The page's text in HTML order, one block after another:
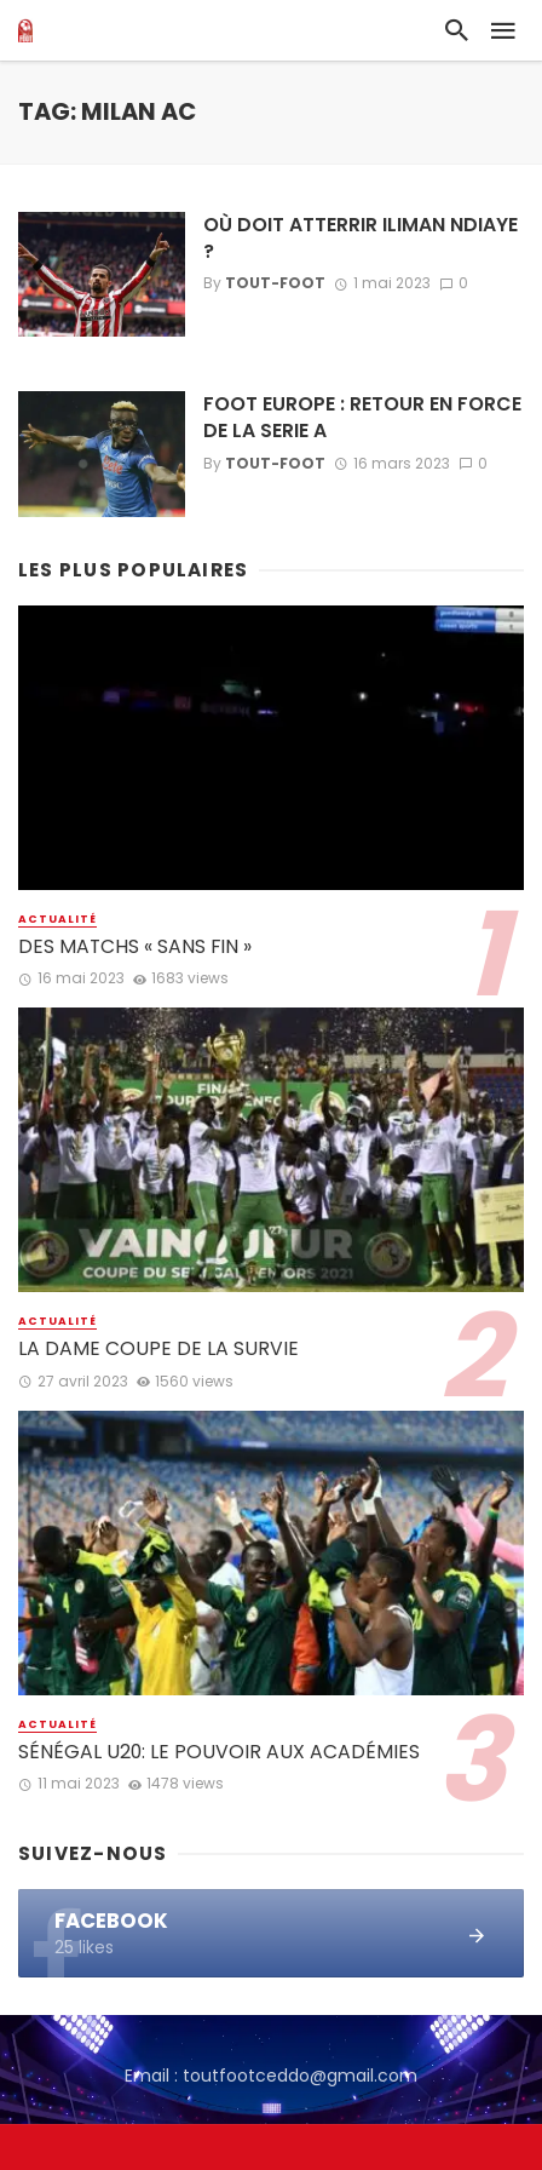
TAG: MILAN AC
OÙ DOIT ATTERRIR ILIMAN NDIAYE
?
By TOUT-FOOT 1 mai 2023 0
FOOT EUROPE : RETOUR EN FORCE
DE LA SERIE A
By TOUT-FOOT 16 mars 2023 0
LES PLUS POPULAIRES
ACTUALITÉ
DES MATCHS « SANS FIN »
16 mai 2023 1683 views
ACTUALITÉ
LA DAME COUPE DE LA SURVIE
27 avril 2023 1560 views
ACTUALITÉ
SÉNÉGAL U20: LE POUVOIR AUX ACADÉMIES
11 mai 2023 1478 views
SUIVEZ-NOUS
FACEBOOK
25 likes
Email : toutfootceddo@gmail.com